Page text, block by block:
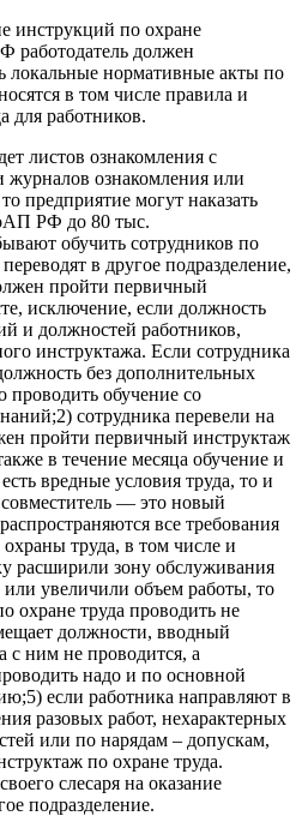
инструкций по охране
работодатель должен
локальные нормативные акты по
в том числе правила и
для работников.
листов ознакомления с
журналов ознакомления или
предприятие могут наказать
РФ до 80 тыс.
обучить сотрудников по
в другое подразделение,
пройти первичный
исключение, если должность
и должностей работников,
инструктажа. Если сотрудника
без дополнительных
проводить обучение со
сотрудника перевели на
пройти первичный инструктаж
в течение месяца обучение и
вредные условия труда, то и
— это новый
все требования
охраны труда, в том числе и
расширили зону обслуживания
увеличили объем работы, то
охране труда проводить не
должности, вводный
с ним не проводится, а
надо и по основной
если работника направляют в
разовых работ, нехарактерных
или по нарядам – допускам,
по охране труда.
слесаря на оказание
подразделение.